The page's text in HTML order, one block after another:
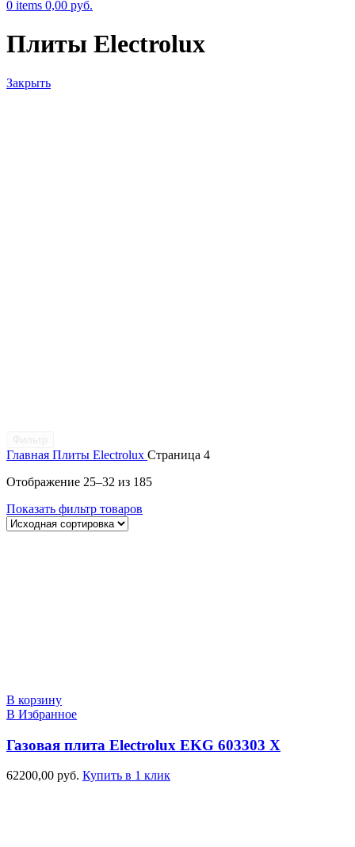
0 items 0,00 руб.
Плиты Electrolux
Закрыть
Главная Плиты Electrolux Страница 4
Отображение 25–32 из 185
Показать фильтр товаров
В корзину
В Избранное
Газовая плита Electrolux EKG 603303 X
62200,00 руб. Купить в 1 клик